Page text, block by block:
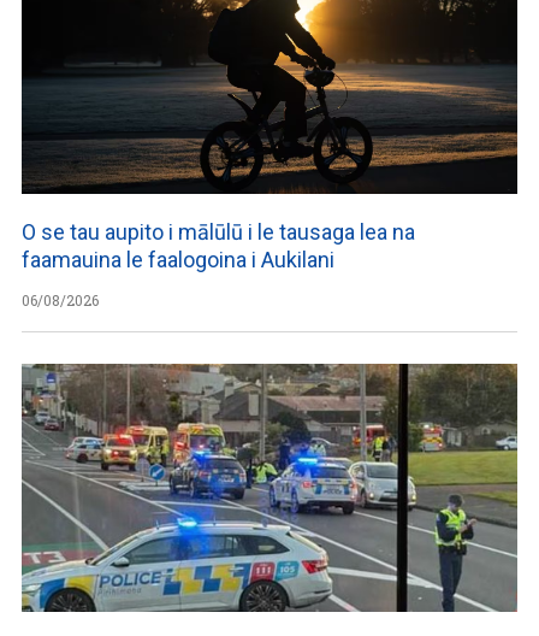
O se tau aupito i mālūlū i le tausaga lea na
faamauina le faalogoina i Aukilani
06/08/2026